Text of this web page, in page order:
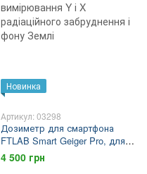
Новинка
Артикул: 03298
Дозиметр для смартфона
FTLAB Smart Geiger Pro, для
вимірювання Y і X
радіаційного забруднення і
4 500 грн